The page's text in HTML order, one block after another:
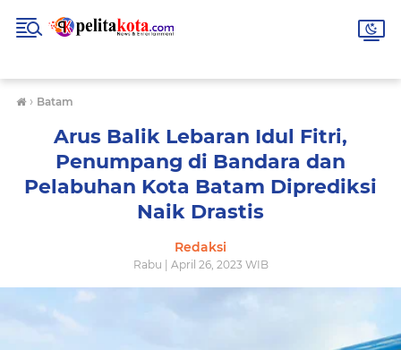
› Batam
Arus Balik Lebaran Idul Fitri,
Penumpang di Bandara dan
Pelabuhan Kota Batam Diprediksi
Naik Drastis
Redaksi
Rabu | April 26, 2023 WIB